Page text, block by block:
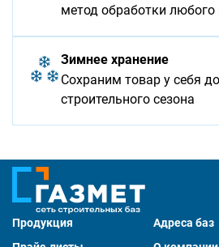
метод обработки
Зимнее хранение
Сохраним товар у себя
строительного сезона
Продукция
Адреса баз